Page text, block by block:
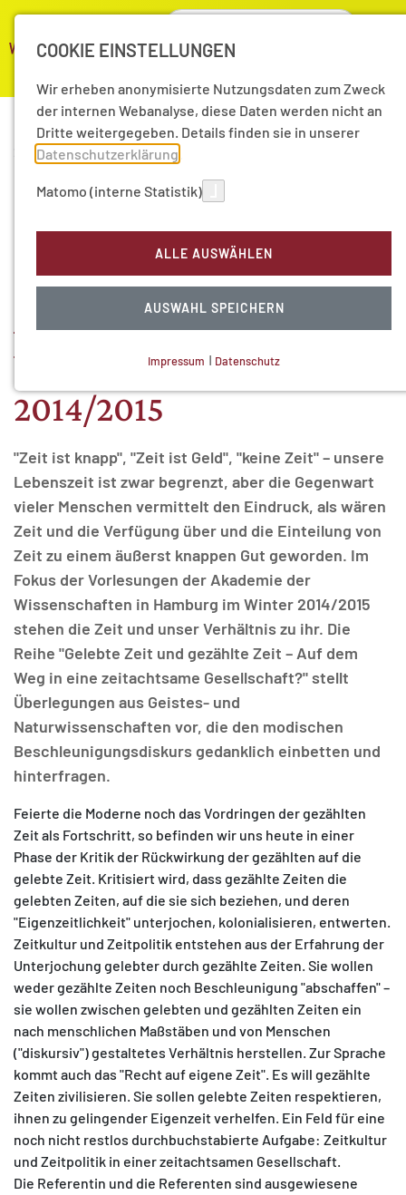
21.10.2014 | Pressemitteilungen
PM 12/2014 - "Gelebte
Zeit und gezählte Zeit":
Hamburger
Akademievorlesungen im
Wintersemester
2014/2015
"Zeit ist knapp", "Zeit ist Geld", "keine Zeit" – unsere
Lebenszeit ist zwar begrenzt, aber die Gegenwart
vieler Menschen vermittelt den Eindruck, als wären
Zeit und die Verfügung über und die Einteilung von
Zeit zu einem äußerst knappen Gut geworden. Im
Fokus der Vorlesungen der Akademie der
Wissenschaften in Hamburg im Winter 2014/2015
stehen die Zeit und unser Verhältnis zu ihr. Die
Reihe "Gelebte Zeit und gezählte Zeit – Auf dem
Weg in eine zeitachtsame Gesellschaft?" stellt
Überlegungen aus Geistes- und
Naturwissenschaften vor, die den modischen
Beschleunigungsdiskurs gedanklich einbetten und
hinterfragen.
Feierte die Moderne noch das Vordringen der gezählten
Zeit als Fortschritt, so befinden wir uns heute in einer
Phase der Kritik der Rückwirkung der gezählten auf die
gelebte Zeit. Kritisiert wird, dass gezählte Zeiten die
gelebten Zeiten, auf die sie sich beziehen, und deren
"Eigenzeitlichkeit" unterjochen, kolonialisieren, entwerten.
Zeitkultur und Zeitpolitik entstehen aus der Erfahrung der
Unterjochung gelebter durch gezählte Zeiten. Sie wollen
weder gezählte Zeiten noch Beschleunigung "abschaffen" –
sie wollen zwischen gelebten und gezählten Zeiten ein
nach menschlichen Maßstäben und von Menschen
("diskursiv") gestaltetes Verhältnis herstellen. Zur Sprache
kommt auch das "Recht auf eigene Zeit". Es will gezählte
Zeiten zivilisieren. Sie sollen gelebte Zeiten respektieren,
ihnen zu gelingender Eigenzeit verhelfen. Ein Feld für eine
noch nicht restlos durchbuchstabierte Aufgabe: Zeitkultur
und Zeitpolitik in einer zeitachtsamen Gesellschaft.
Die Referentin und die Referenten sind ausgewiesene
COOKIE EINSTELLUNGEN
Wir erheben anonymisierte Nutzungsdaten zum Zweck
der internen Webanalyse, diese Daten werden nicht an
Dritte weitergegeben. Details finden sie in unserer
Datenschutzerklärung
Matomo (interne Statistik)
ALLE AUSWÄHLEN
AUSWAHL SPEICHERN
Technisch notwendig.
MATOMO (INTERNE STATISTIK)
Statistik Cookies erfassen Informationen anonym.
Diese Informationen helfen uns zu verstehen, wie
unsere Besucher unsere Website nutzen.
Matomo
Impressum | Datenschutz